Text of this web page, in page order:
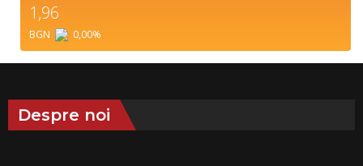
1,96
BGN 0,00%
Despre noi